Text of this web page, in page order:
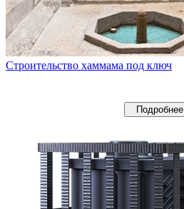
Строительство хаммама под ключ
Подробнее